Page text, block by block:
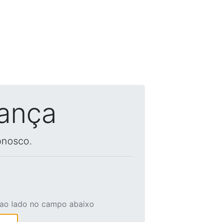
lado no campo abaixo